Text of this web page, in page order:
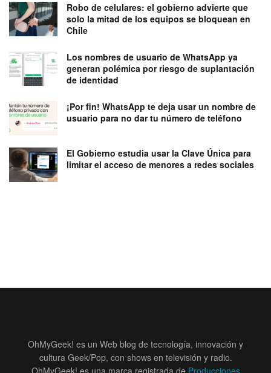
Robo de celulares: el gobierno advierte que
solo la mitad de los equipos se bloquean en
Chile
Los nombres de usuario de WhatsApp ya
generan polémica por riesgo de suplantación
de identidad
¡Por fin! WhatsApp te deja usar un nombre de
usuario para no dar tu número de teléfono
El Gobierno estudia usar la Clave Única para
limitar el acceso de menores a redes sociales
OhMyGeek! es un Web blog de tecnología, innovación y
cultura Geek/Pop, con shows en televisión y radio.